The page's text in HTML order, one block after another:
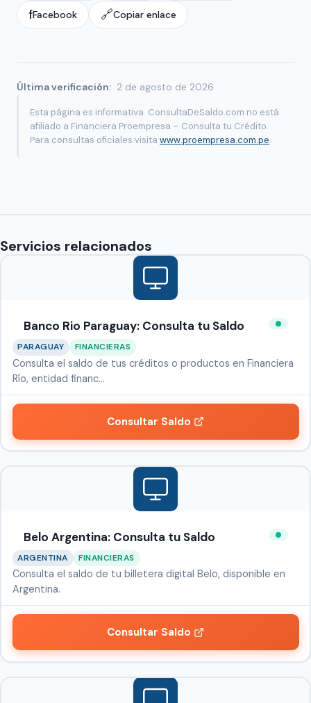
fFacebook 🔗Copiar enlace
Última verificación: 2 de agosto de 2026
Esta página es informativa. ConsultaDeSaldo.com no está
afiliado a Financiera Proempresa – Consulta tu Crédito.
Para consultas oficiales visita www.proempresa.com.pe.
Servicios relacionados
Banco Rio Paraguay: Consulta tu Saldo
PARAGUAY FINANCIERAS
Consulta el saldo de tus créditos o productos en Financiera
Río, entidad financ…
Consultar Saldo
Belo Argentina: Consulta tu Saldo
ARGENTINA FINANCIERAS
Consulta el saldo de tu billetera digital Belo, disponible en
Argentina.
Consultar Saldo